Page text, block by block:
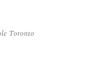
Toronto